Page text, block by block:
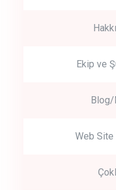
Ekip ve
Blog/
Web Site